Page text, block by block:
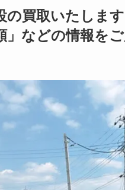
の買取いたしま
」などの情報を